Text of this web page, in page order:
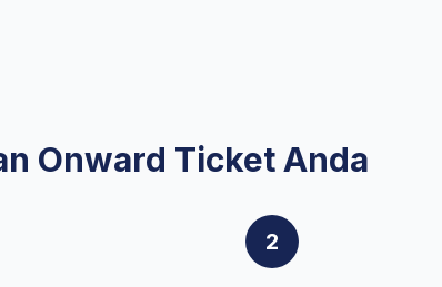
Onward Ticket Anda
2